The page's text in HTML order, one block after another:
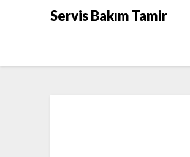
Servis Bakım Tamir